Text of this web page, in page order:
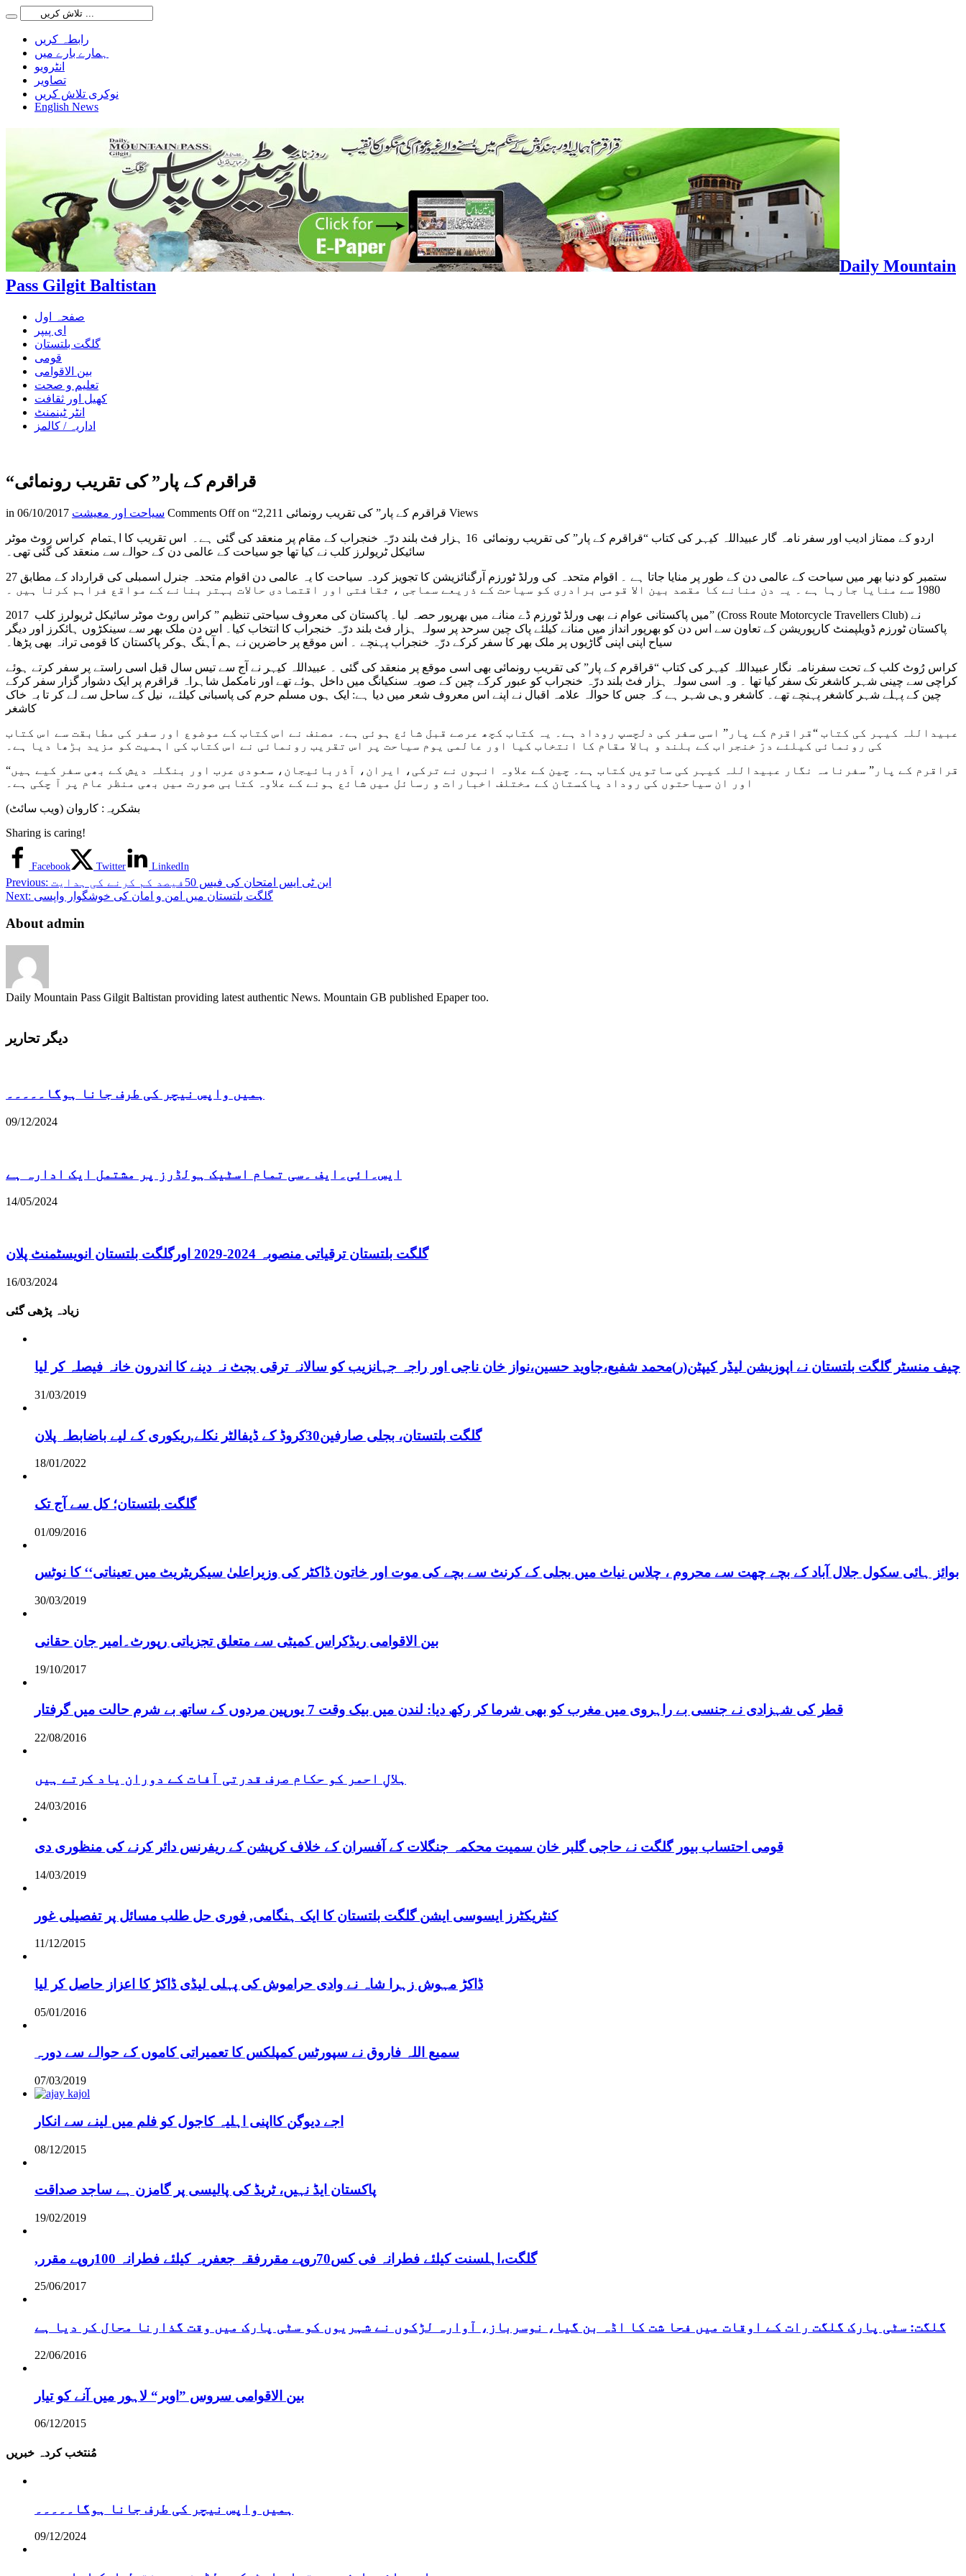
رابطہ کریں
ہمارے بارے میں
انٹرویو
تصاویر
نوکری تلاش کریں
English News
Daily Mountain
Pass Gilgit Baltistan
صفحہ اول
ای پیپر
گلگت بلتستان
قومی
بین الاقوامی
تعلیم و صحت
کھیل اور ثقافت
انٹر ٹینمنٹ
اداریہ / کالمز
“قراقرم کے پار” کی تقریب رونمائی
in سیاحت اور معیشت 06/10/2017 Comments Off on “قراقرم کے پار” کی تقریب رونمائی 2,211 Views
اردو کے ممتاز ادیب اور سفر نامہ گار عبیداللہ کیہر کی کتاب “قراقرم کے پار” کی تقریب رونمائی 16 ہزار فٹ بلند درّہ خنجراب کے مقام پر منعقد کی گئی ہے۔ اس تقریب کا اہتمام کراس روٹ موٹر
سائیکل ٹریولرز کلب نے کیا تھا جو سیاحت کے عالمی دن کے حوالے سے منعقد کی گئی تھی۔
27 ستمبر کو دنیا بھر میں سیاحت کے عالمی دن کے طور پر منایا جاتا ہے ۔ اقوام متحدہ کی ورلڈ ٹورزم آرگنائزیشن کا تجویز کردہ سیاحت کا یہ عالمی دن اقوام متحدہ جنرل اسمبلی کی قرارداد کے مطابق
1980 سے منایا جارہا ہے ۔ یہ دن منانے کا مقصد بین الا قومی برادری کو سیاحت کے ذریعے سماجی ، ثقافتی اور اقتصادی حالات بہتر بنانے کے مواقع فراہم کرنا ہیں ۔
2017 میں پاکستانی عوام نے بھی ورلڈ ٹورزم ڈے منانے میں بھرپور حصہ لیا۔ پاکستان کی معروف سیاحتی تنظیم ” کراس روٹ موٹر سائیکل ٹریولرز کلب” (Cross Route Motorcycle Travellers Club) نے
پاکستان ٹورزم ڈویلپمنٹ کارپوریشن کے تعاون سے اس دن کو بھرپور انداز میں منانے کیلئے پاک چین سرحد پر سولہ ہزار فٹ بلند درّہ خنجراب کا انتخاب کیا۔ اس دن ملک بھر سے سینکڑوں ہائکرز اور دیگر
سیاح اپنی اپنی گاڑیوں پر ملک بھر کا سفر کرکے درّہ خنجراب پہنچے ۔ اس موقع پر حاضرین نے ہم آہنگ ہوکر پاکستان کا قومی ترانہ بھی پڑھا۔
کراس رُوٹ کلب کے تحت سفرنامہ نگار عبیداللہ کیہر کی کتاب “قراقرم کے پار” کی تقریب رونمائی بھی اسی موقع پر منعقد کی گئی ۔ عبیداللہ کیہر نے آج سے تیس سال قبل اسی راستے پر سفر کرتے ہوئے
کراچی سے چینی شہر کاشغر تک سفر کیا تھا ۔ وہ اسی سولہ ہزار فٹ بلند درّہ خنجراب کو عبور کرکے چین کے صوبہ سنکیانگ میں داخل ہوئے تھے اور نامکمل شاہراہ قراقرم پر ایک دشوار گزار سفر کرکے
چین کے پہلے شہر کاشغر پہنچے تھے۔ کاشغر وہی شہر ہے کہ جس کا حوالہ علامہ اقبال نے اپنے اس معروف شعر میں دیا ہے: ایک ہوں مسلم حرم کی پاسبانی کیلئے، نیل کے ساحل سے لے کر تا بہ خاک
کاشغر
عبیداللہ کیہر کی کتاب “قراقرم کے پار” اسی سفر کی دلچسپ روداد ہے۔ یہ کتاب کچھ عرصے قبل شائع ہوئی ہے۔ مصنف نے اس کتاب کے موضوع اور سفر کی مطابقت سے اس کتاب
کی رونمائی کیلئے درّ خنجراب کے بلند و بالا مقام کا انتخاب کیا اور عالمی یوم سیاحت پر اس تقریب رونمائی نے اس کتاب کی اہمیت کو مزید بڑھا دیا ہے۔
“قراقرم کے پار” سفرنامہ نگار عبیداللہ کیہر کی ساتویں کتاب ہے۔ چین کے علاوہ انہوں نے ترکی، ایران، آذربائیجان، سعودی عرب اور بنگلہ دیش کے بھی سفر کیے ہیں
اور ان سیاحتوں کی روداد پاکستان کے مختلف اخبارات و رسائل میں شائع ہونے کے علاوہ کتابی صورت میں بھی منظر عام پر آ چکی ہے۔
بشکریہ: کاروان (ویب سائٹ)
Sharing is caring!
Facebook Twitter LinkedIn
Previous:
این ٹی ایس امتحان کی فیس 50فیصد کم کرنے کی ہدایت
Next: گلگت بلتستان میں امن و امان کی خوشگوار واپسی
About admin
Daily Mountain Pass Gilgit Baltistan providing latest authentic News. Mountain GB published Epaper too.
دیگر تحاریر
ہمیں واپس نیچر کی طرف جانا ہوگا۔۔۔۔۔
09/12/2024
ایس۔ائی۔ایف ۔سی تمام اسٹیک ہولڈرز پر مشتمل ایک ادارہ ہے
14/05/2024
گلگت بلتستان ترقیاتی منصوبہ 2024-2029 اورگلگت بلتستان انویسٹمنٹ پلان
16/03/2024
زیادہ پڑھی گئی
چیف منسٹر گلگت بلتستان نے اپوزیشن لیڈر کیپٹن(ر)محمد شفیع،جاوید حسین،نواز خان ناجی اور راجہ جہانزیب کو سالانہ ترقی بجٹ نہ دینے کا اندرون خانہ فیصلہ کر لیا
31/03/2019
گلگت بلتستان، بجلی صارفین30کروڈ کے ڈیفالٹر نکلے,ریکوری کے لیے باضابطہ پلان
18/01/2022
گلگت بلتستان؛ کل سے آج تک
01/09/2016
بوائز ہائی سکول جلال آباد کے بچے چھت سے محروم ، چلاس نیاٹ میں بجلی کے کرنٹ سے بچے کی موت اور خاتون ڈاکٹر کی وزیراعلیٰ سیکریٹریٹ میں تعیناتی‘‘ کا نوٹس
30/03/2019
بین الاقوامی ریڈکراس کمیٹی سے متعلق تجزیاتی رپورٹ۔امیر جان حقانی
19/10/2017
قطر کی شہزادی نے جنسی بے راہروی میں مغرب کو بھی شرما کر رکھ دیا: لندن میں بیک وقت 7 یورپین مردوں کے ساتھ بے شرم حالت میں گرفتار
22/08/2016
ہلالِ احمر کو حکام صرف قدرتی آفات کے دوران یاد کرتے ہیں
24/03/2016
قومی احتساب بیور گلگت نے حاجی گلبر خان سمیت محکمہ جنگلات کے آفسران کے خلاف کرپشن کے ریفرنس دائر کرنے کی منظوری دی
14/03/2019
کنٹریکٹرز ایسوسی ایشن گلگت بلتستان کا ایک ہنگامی, فوری حل طلب مسائل پر تفصیلی غور
11/12/2015
ڈاکڑ مہوش زہرا شاہ نے وادی حراموش کی پہلی لیڈی ڈاکڑ کا اعزاز حاصل کر لیا
05/01/2016
سمیع اللہ فاروق نے سپورٹس کمپلکس کا تعمیراتی کاموں کے حوالے سے دورہ
07/03/2019
اجے دیوگن کااپنی اہلیہ کاجول کو فلم میں لینے سے انکار
08/12/2015
پاکستان ایڈ نہیں، ٹریڈ کی پالیسی پر گامزن ہے ساجد صداقت
19/02/2019
,گلگت،اہلسنت کیلئے فطرانہ فی کس70روپے مقررفقہ جعفریہ کیلئے فطرانہ 100روپے مقرر
25/06/2017
گلگت: سٹی پارک گلگت رات کے اوقات میں فحا شت کا اڈہ بن گیا، نوسرباز، آوارہ لڑکوں نے شہریوں کو سٹی پارک میں وقت گذارنا محال کر دیا ہے
22/06/2016
بین الاقوامی سروس ”اوبر“ لاہور میں آنے کو تیار
06/12/2015
مُنتخب کردہ خبریں
ہمیں واپس نیچر کی طرف جانا ہوگا۔۔۔۔۔
09/12/2024